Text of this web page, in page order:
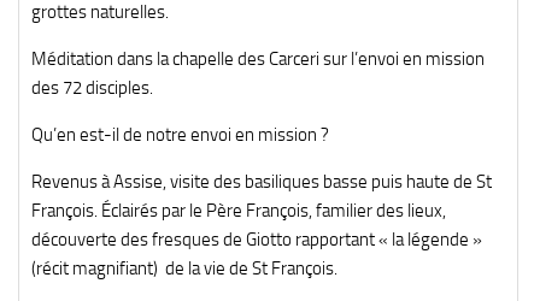
grottes naturelles.
Méditation dans la chapelle des Carceri sur l’envoi en mission
des 72 disciples.
Qu’en est-il de notre envoi en mission ?
Revenus à Assise, visite des basiliques basse puis haute de St
François. Éclairés par le Père François, familier des lieux,
découverte des fresques de Giotto rapportant « la légende »
(récit magnifiant) de la vie de St François.